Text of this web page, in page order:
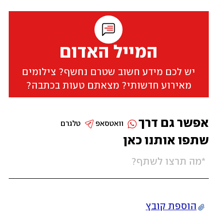
המייל האדום
יש לכם מידע חשוב שטרם נחשף? צילומים
מאירוע חדשותי? מצאתם טעות בכתבה?
שתפו אותנו כאן
הוספת קובץ
אפשר גם דרך טלגרם וואטסאפ